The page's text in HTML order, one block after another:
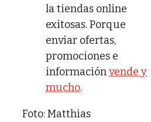
la tiendas online
exitosas. Porque
enviar ofertas,
promociones e
informaciónvende y
mucho.
Foto: Matthias